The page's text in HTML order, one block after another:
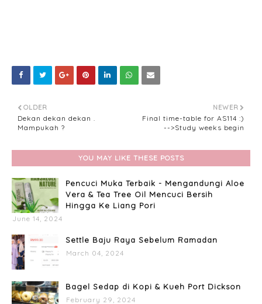
NEWER
Final time-table for AS114 :)
-->Study weeks begin
OLDER
Dekan dekan dekan .
Mampukah ?
YOU MAY LIKE THESE POSTS
Pencuci Muka Terbaik - Mengandungi Aloe
Vera & Tea Tree Oil Mencuci Bersih
Hingga Ke Liang Pori
June 14, 2024
Settle Baju Raya Sebelum Ramadan
March 04, 2024
Bagel Sedap di Kopi & Kueh Port Dickson
February 29, 2024